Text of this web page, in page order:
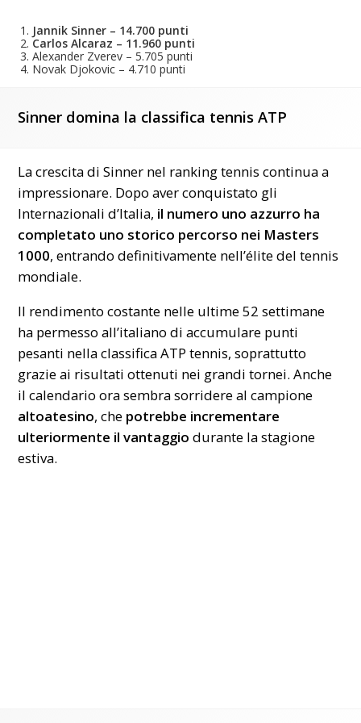
Jannik Sinner – 14.700 punti
Carlos Alcaraz – 11.960 punti
Alexander Zverev – 5.705 punti
Novak Djokovic – 4.710 punti
Sinner domina la classifica tennis ATP
La crescita di Sinner nel ranking tennis continua a
impressionare. Dopo aver conquistato gli
Internazionali d’Italia, il numero uno azzurro ha
completato uno storico percorso nei Masters
1000, entrando definitivamente nell’élite del tennis
mondiale.
Il rendimento costante nelle ultime 52 settimane
ha permesso all’italiano di accumulare punti
pesanti nella classifica ATP tennis, soprattutto
grazie ai risultati ottenuti nei grandi tornei. Anche
il calendario ora sembra sorridere al campione
altoatesino, che potrebbe incrementare
ulteriormente il vantaggiodurante la stagione
estiva.